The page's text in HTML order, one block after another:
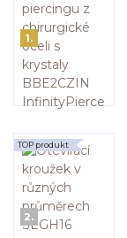
1.
2.
TOP produkt